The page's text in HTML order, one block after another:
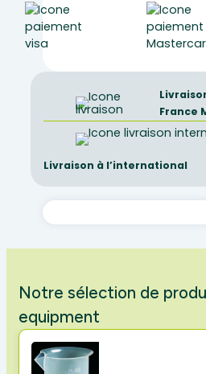
x
250
France
Livraison à l’international
Notre sélection de
equipment